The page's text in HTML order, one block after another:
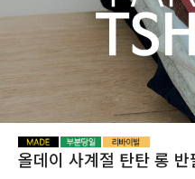
올데이 사계절 탄탄 롱 반